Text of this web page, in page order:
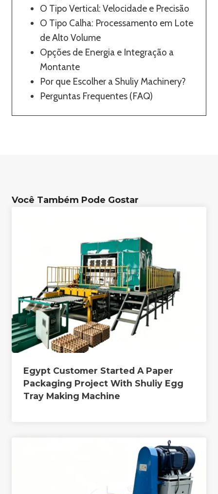
O Tipo Vertical: Velocidade e Precisão
O Tipo Calha: Processamento em Lote
de Alto Volume
Opções de Energia e Integração a
Montante
Por que Escolher a Shuliy Machinery?
Perguntas Frequentes (FAQ)
Você Também Pode Gostar
Egypt Customer Started A Paper
Packaging Project With Shuliy Egg
Tray Making Machine